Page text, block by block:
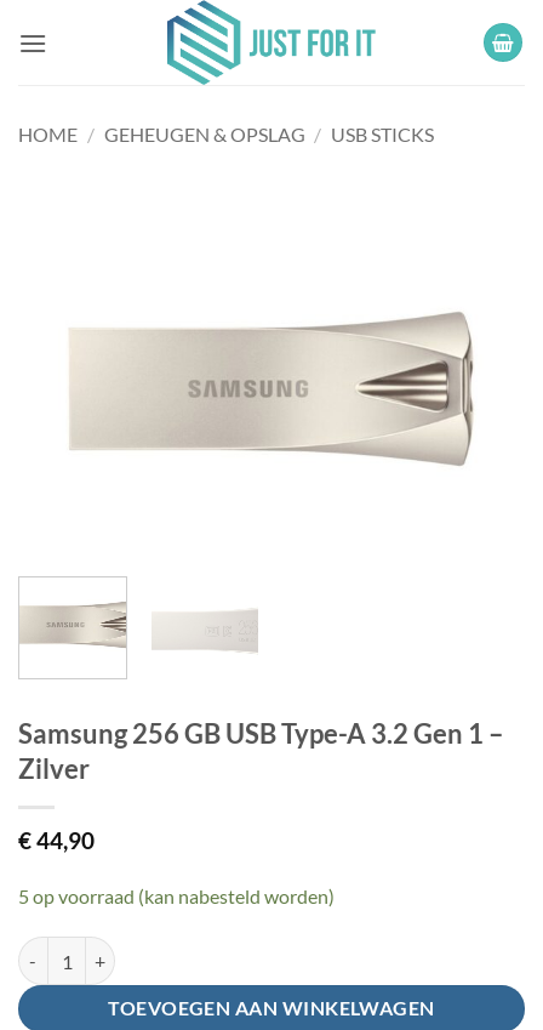
naar
HOME / GEHEUGEN & OPSLAG / USB STICKS
Samsung 256 GB USB Type-A 3.2 Gen 1 –
Zilver
€44,90
5 op voorraad (kan nabesteld worden)
Samsung 256 GB USB Type-A 3.2 Gen 1 - Zilver aantal
TOEVOEGEN AAN WINKELWAGEN